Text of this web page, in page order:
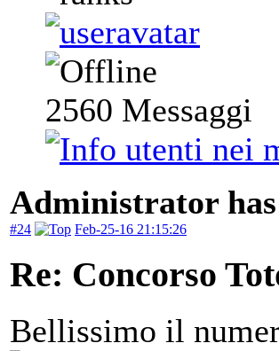
2560 Messaggi
Administrator
#24 Feb-25-16 21:15:26
Re: Concorso
Bellissimo il